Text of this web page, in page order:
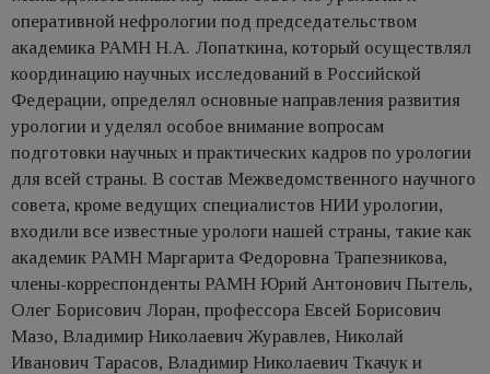
оперативной нефрологии под председательством
академика РАМН Н.А. Лопаткина, который осуществлял
координацию научных исследований в Российской
Федерации, определял основные направления развития
урологии и уделял особое внимание вопросам
подготовки научных и практических кадров по урологии
для всей страны. В состав Межведомственного научного
совета, кроме ведущих специалистов НИИ урологии,
входили все известные урологи нашей страны, такие как
академик РАМН Маргарита Федоровна Трапезникова,
члены-корреспонденты РАМН Юрий Антонович Пытель,
Олег Борисович Лоран, профессора Евсей Борисович
Мазо, Владимир Николаевич Журавлев, Николай
Иванович Тарасов, Владимир Николаевич Ткачук и